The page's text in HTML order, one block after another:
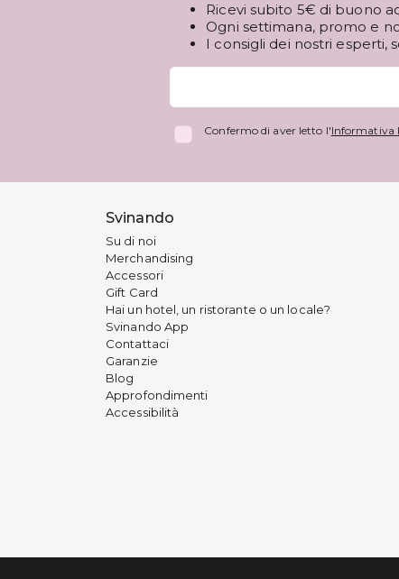
Ricevi subito 5€ di buono
Ogni settimana, promo e
I consigli dei nostri esperti,
Confermo di aver letto l'Informativa
Svinando
Su di noi
Merchandising
Accessori
Gift Card
Hai un hotel, un ristorante o un locale?
Svinando App
Contattaci
Garanzie
Blog
Approfondimenti
Accessibilità